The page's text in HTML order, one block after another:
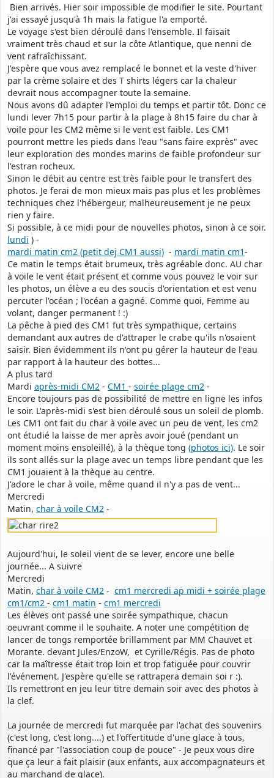
Bien arrivés. Hier soir impossible de modifier le site. Pourtant
j'ai essayé jusqu'à 1h mais la fatigue l'a emporté.
Le voyage s'est bien déroulé dans l'ensemble. Il faisait
vraiment très chaud et sur la côte Atlantique, que nenni de
vent rafraîchissant.
J'espère que vous avez remplacé le bonnet et la veste d'hiver
par la crème solaire et des T shirts légers car la chaleur
devrait nous accompagner toute la semaine.
Nous avons dû adapter l'emploi du temps et partir tôt. Donc ce
lundi lever 7h15 pour partir à la plage à 8h15 faire du char à
voile pour les CM2 même si le vent est faible. Les CM1
pourront mettre les pieds dans l'eau "sans faire exprès" avec
leur exploration des mondes marins de faible profondeur sur
l'estran rocheux.
Sinon le débit au centre est très faible pour le transfert des
photos. Je ferai de mon mieux mais pas plus et les problèmes
techniques chez l'hébergeur, malheureusement je ne peux
rien y faire.
Si possible, à ce midi pour de nouvelles photos, sinon à ce soir.
lundi ) -
mardi matin cm2 (petit dej CM1 aussi) - mardi matin cm1-
Ce matin le temps était brumeux, très agréable donc. AU char
à voile le vent était présent et comme vous pouvez le voir sur
les photos, un élève a eu des soucis d'orientation et est venu
percuter l'océan ; l'océan a gagné. Comme quoi, Femme au
volant, danger permanent ! :)
La pêche à pied des CM1 fut très sympathique, certains
demandant aux autres de d'attraper le crabe qu'ils n'osaient
saisir. Bien évidemment ils n'ont pu gérer la hauteur de l'eau
par rapport à la hauteur des bottes...
A plus tard
Mardi après-midi CM2 - CM1 - soirée plage cm2 -
Encore toujours pas de possibilité de mettre en ligne les infos
le soir. L'après-midi s'est bien déroulé sous un soleil de plomb.
Les CM1 ont fait du char à voile avec un peu de vent, les cm2
ont étudié la laisse de mer après avoir joué (pendant un
moment moins ensoleillé), à la thèque tong (photos ici). Le soir
ils sont allés sur la plage avec un temps libre pendant que les
CM1 jouaient à la thèque au centre.
J'adore le char à voile, même quand il n'y a pas de vent...
Mercredi
Matin, char à voile CM2 -
Aujourd'hui, le soleil vient de se lever, encore une belle
journée... A suivre
Mercredi
Matin, char à voile CM2 - cm1 mercredi ap midi + soirée plage
cm1/cm2 - cm1 matin - cm1 mercredi
Les élèves ont passé une soirée sympathique, chacun
oeuvrant comme il le souhaite. A noter une compétition de
lancer de tongs remportée brillamment par MM Chauvet et
Morante. devant Jules/EnzoW, et Cyrille/Régis. Pas de photo
car la maîtresse était trop loin et trop fatiguée pour couvrir
l'événement. J'espère qu'elle se rattrapera demain soi r :).
Ils remettront en jeu leur titre demain soir avec des photos à
la clef.
La journée de mercredi fut marquée par l'achat des souvenirs
(c'est long, c'est long....) et l'offertitude d'une glace à tous,
financé par "l'association coup de pouce" - Je peux vous dire
que ça leur a fait plaisir (aux enfants, aux accompagnateurs et
au marchand de glace).